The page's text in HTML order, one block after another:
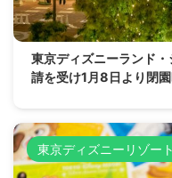
東京ディズニーランド
請を受け1月8日より閉
東京ディズニーリゾート